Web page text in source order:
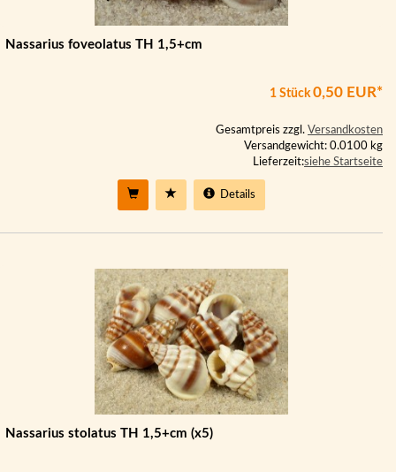
Nassarius foveolatus TH 1,5+cm
1 Stück 0,50 EUR*
Gesamtpreis zzgl. Versandkosten
Versandgewicht: 0.0100 kg
Lieferzeit:siehe Startseite
Details
Nassarius stolatus TH 1,5+cm (x5)